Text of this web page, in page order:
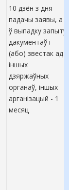
10 дзён з дня
падачы заявы, а
ў выпадку запыту
дакументаў і
(або) звестак ад
іншых
дзяржаўных
органаў, іншых
арганізацый - 1
месяц